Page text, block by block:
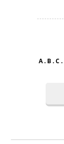
A. B.C .